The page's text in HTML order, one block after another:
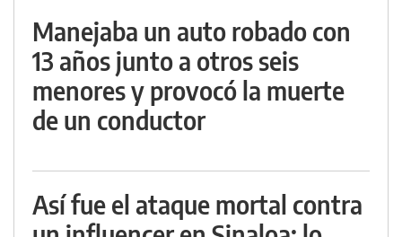
Manejaba un auto robado con
13 años junto a otros seis
menores y provocó la muerte
de un conductor
Así fue el ataque mortal contra